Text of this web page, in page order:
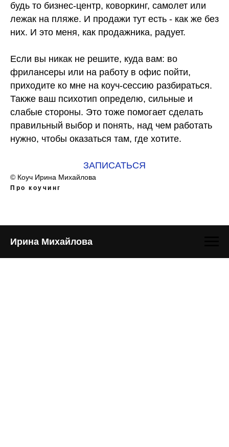
будь то бизнес-центр, коворкинг, самолет или
лежак на пляже. И продажи тут есть - как же без
них. И это меня, как продажника, радует.
Если вы никак не решите, куда вам: во
фрилансеры или на работу в офис пойти,
приходите ко мне на коуч-сессию разбираться.
Также ваш психотип определю, сильные и
слабые стороны. Это тоже помогает сделать
правильный выбор и понять, над чем работать
нужно, чтобы оказаться там, где хотите.
ЗАПИСАТЬСЯ
© Коуч Ирина Михайлова
Про коучинг
Ирина Михайлова